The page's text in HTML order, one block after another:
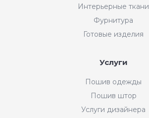
Интерьерные ткани
Фурнитура
Готовые изделия
Услуги
Пошив одежды
Пошив штор
Услуги дизайнера